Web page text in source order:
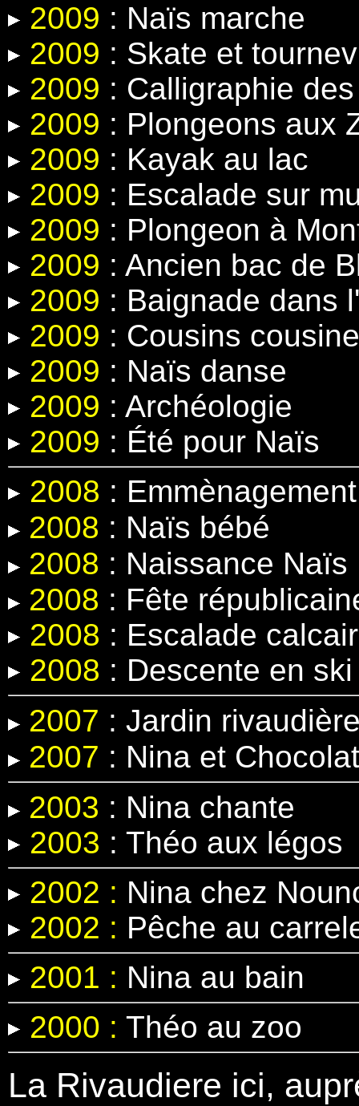
2009 : Naïs marche
2009 : Skate et
2009 : Calligraphie
2009 : Plongeons aux
2009 : Kayak au lac
2009 : Escalade sur
2009 : Plongeon à
2009 : Ancien bac de
2009 : Baignade dans
2009 : Cousins cousine
2009 : Naïs danse
2009 : Archéologie
2009 : Été pour Naïs
2008 :
2008 : Naïs bébé
2008 : Naissance Naïs
2008 : Fête
2008 : Escalade
2008 : Descente en
2007 : Jardin
2007 : Nina et Chocolat
2003 : Nina chante
2003 : Théo aux légos
2002 : Nina chez
2002 : Pêche au
2001 : Nina au bain
2000 : Théo au zoo
La Rivaudiere ici,